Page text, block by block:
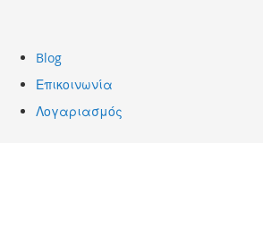
Blog
Επικοινωνία
Λογαριασμός